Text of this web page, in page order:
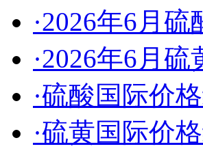
·2026年6月
·2026年6月
·硫酸国际价
·硫黄国际价